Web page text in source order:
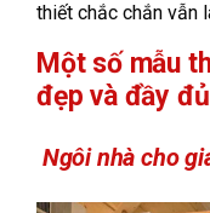
thiết chắc chắn vẫn
Một số mẫu
đẹp và đầy
Ngôi nhà cho